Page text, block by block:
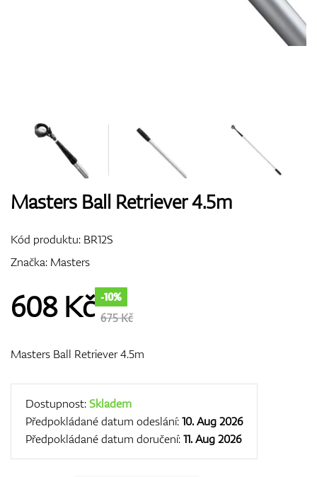
Bagy
GPS/Dálkoměry
Doplňky
Dárkové poukazy
Masters Ball Retriever 4.5m
Kód produktu: BR12S
Značka: Masters
608Kč -10%
675 Kč
Masters Ball Retriever 4.5m
Dostupnost:Skladem
Předpokládané datum odeslání:10. Aug 2026
Předpokládané datum doručení:11. Aug 2026